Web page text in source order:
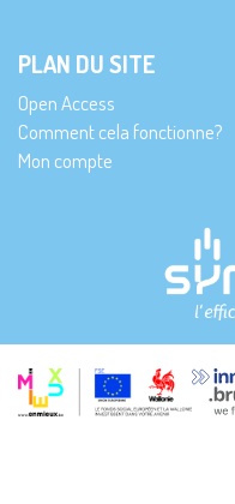
PLAN DU SITE
Open Access
Comment cela fonctionne?
Mon compte